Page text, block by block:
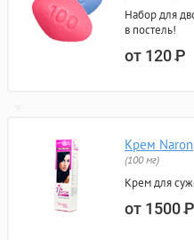
Набор для
в постель!
от 120Р
Крем Naron
(100 мг)
Крем для
от 1500Р